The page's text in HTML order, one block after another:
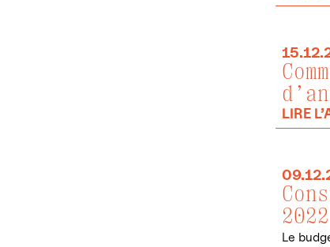
LIRE
Le